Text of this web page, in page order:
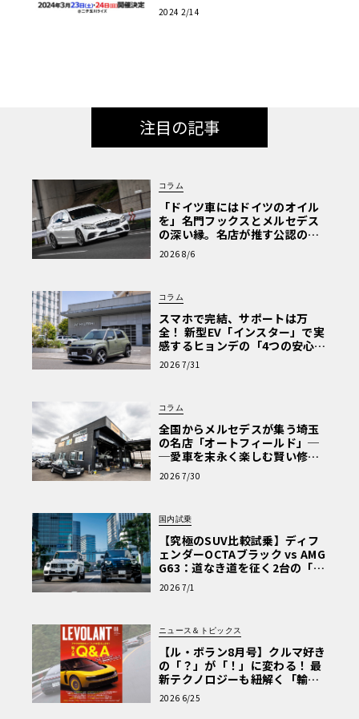
2024 2/14
注目の記事
コラム
「ドイツ車にはドイツのオイル
を」名門フックスとメルセデス
の深い縁。名店が推す公認の安
心と、Cクラスで味わうシルキー
な走り〈PR〉
2026 8/6
コラム
スマホで完結、サポートは万
全！ 新型EV「インスター」で実
感するヒョンデの「4つの安心」
【第1回・ヒョンデ6つの疑問：
Why? Hyundai?】〈PR〉
2026 7/31
コラム
全国からメルセデスが集う埼玉
の名店「オートフィールド」─
─愛車を末永く楽しむ賢い修理
術と、プロがフックス製オイル
を選ぶ理由〈PR〉
2026 7/30
国内試乗
【究極のSUV比較試乗】ディフ
ェンダーOCTAブラック vs AMG
G63：道なき道を征く2台の「対
極的アプローチ」
2026 7/1
ニュース＆トピックス
【ル・ボラン8月号】クルマ好き
の「？」が「！」に変わる！ 最
新テクノロジーも紐解く「輸入
車Q&A」
2026 6/25